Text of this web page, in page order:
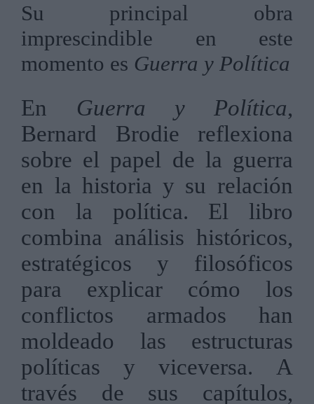
Su principal obra
imprescindible en este
momento es Guerra y Política
En Guerra y Política,
Bernard Brodie reflexiona
sobre el papel de la guerra
en la historia y su relación
con la política. El libro
combina análisis históricos,
estratégicos y filosóficos
para explicar cómo los
conflictos armados han
moldeado las estructuras
políticas y viceversa. A
través de sus capítulos,